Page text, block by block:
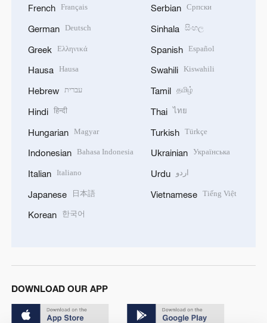
French Français
German Deutsch
Greek Ελληνικά
Hausa Hausa
Hebrew עברית
Hindi हिन्दी
Hungarian Magyar
Indonesian Bahasa Indonesia
Italian Italiano
Japanese 日本語
Korean 한국어
Serbian Српски
Sinhala සිංහල
Spanish Español
Swahili Kiswahili
Tamil தமிழ்
Thai ไทย
Turkish Türkçe
Ukrainian Українська
Urdu اردو
Vietnamese Tiếng Việt
DOWNLOAD OUR APP